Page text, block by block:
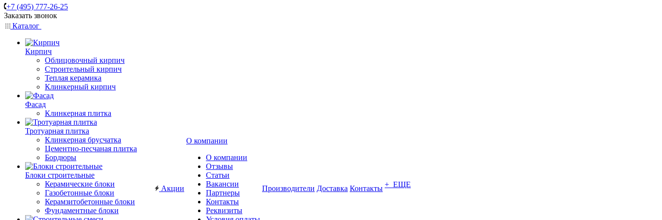
+7 (495) 777-26-25
Заказать звонок
Каталог
Кирпич
Облицовочный кирпич
Строительный кирпич
Теплая керамика
Клинкерный кирпич
Фасад
Клинкерная плитка
Тротуарная плитка
Клинкерная брусчатка
Цементно-песчаная плитка
Бордюры
Блоки строительные
Керамические блоки
Газобетонные блоки
Керамзитобетонные блоки
Фундаментные блоки
Акции
О компании
О компании
Отзывы
Статьи
Вакансии
Партнеры
Контакты
Реквизиты
Производители Доставка Контакты + ЕЩЕ